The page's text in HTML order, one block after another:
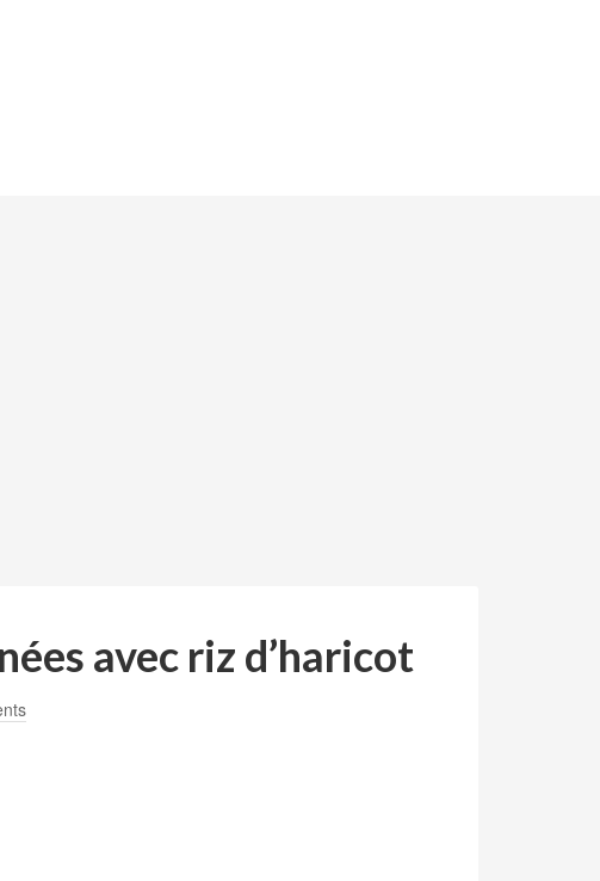
avec riz d’haricot